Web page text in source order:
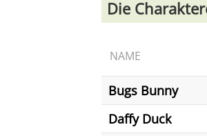
Die
NAME
Bugs Bunny
Daffy Duck